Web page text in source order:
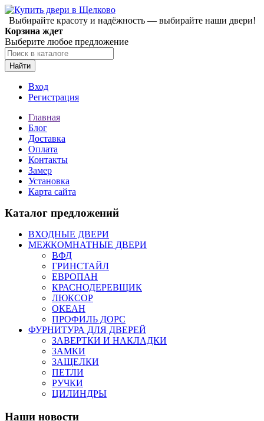
Выбирайте красоту и надёжность — выбирайте наши двери!
Корзина ждет
Выберите любое предложение
Найти
Вход
Регистрация
Главная
Блог
Доставка
Оплата
Контакты
Замер
Установка
Карта сайта
Каталог предложений
ВХОДНЫЕ ДВЕРИ
МЕЖКОМНАТНЫЕ ДВЕРИ
ВФД
ГРИНСТАЙЛ
ЕВРОПАН
КРАСНОДЕРЕВЩИК
ЛЮКСОР
ОКЕАН
ПРОФИЛЬ ДОРС
ФУРНИТУРА ДЛЯ ДВЕРЕЙ
ЗАВЕРТКИ И НАКЛАДКИ
ЗАМКИ
ЗАЩЕЛКИ
ПЕТЛИ
РУЧКИ
ЦИЛИНДРЫ
Наши новости